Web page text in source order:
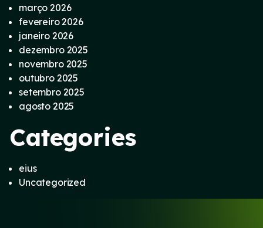
março 2026
fevereiro 2026
janeiro 2026
dezembro 2025
novembro 2025
outubro 2025
setembro 2025
agosto 2025
Categories
eius
Uncategorized